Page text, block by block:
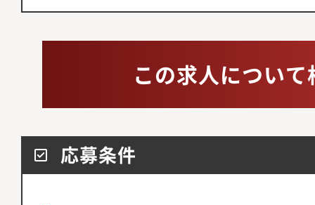
この求人につい
応募条件